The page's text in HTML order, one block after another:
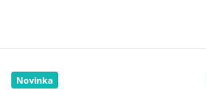
Novinka